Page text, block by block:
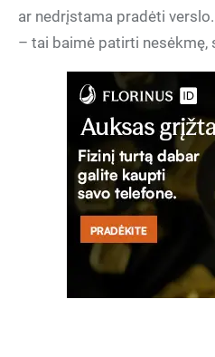
ar nedrįstama pradėti
– tai baimė patirti nesėkmę,